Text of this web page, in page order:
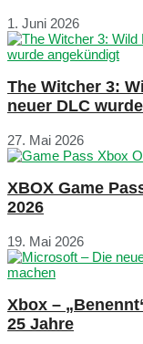
1. Juni 2026
The Witcher 3:
neuer DLC
27. Mai 2026
XBOX Game
2026
19. Mai 2026
Xbox –
25 Jahre